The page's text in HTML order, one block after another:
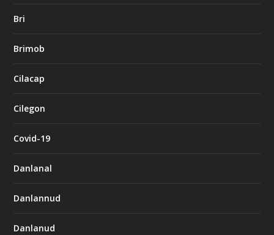
Bri
Brimob
Cilacap
Cilegon
Covid-19
Danlanal
Danlannud
Danlanud